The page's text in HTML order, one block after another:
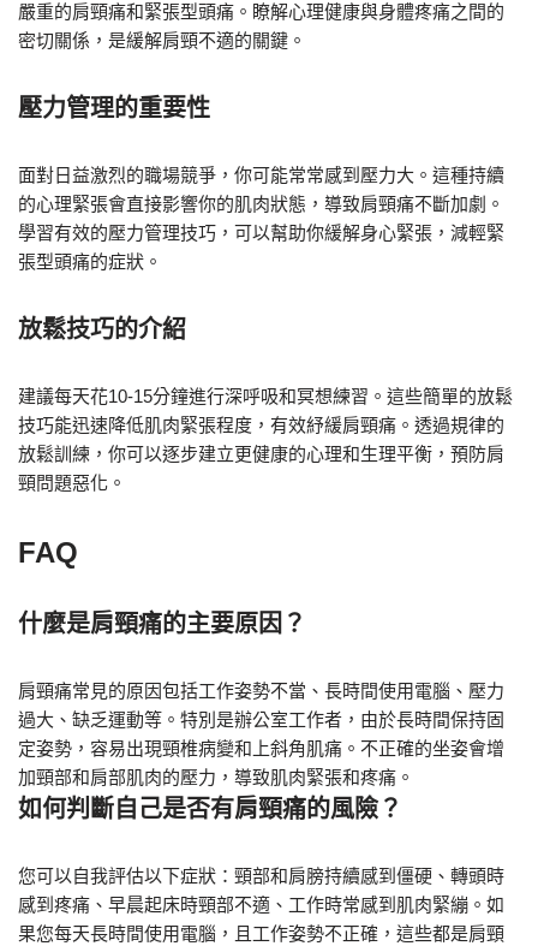
嚴重的肩頸痛和緊張型頭痛。瞭解心理健康與身體疼痛之間的
密切關係，是緩解肩頸不適的關鍵。
壓力管理的重要性
面對日益激烈的職場競爭，你可能常常感到壓力大。這種持續
的心理緊張會直接影響你的肌肉狀態，導致肩頸痛不斷加劇。
學習有效的壓力管理技巧，可以幫助你緩解身心緊張，減輕緊
張型頭痛的症狀。
放鬆技巧的介紹
建議每天花10-15分鐘進行深呼吸和冥想練習。這些簡單的放鬆
技巧能迅速降低肌肉緊張程度，有效紓緩肩頸痛。透過規律的
放鬆訓練，你可以逐步建立更健康的心理和生理平衡，預防肩
頸問題惡化。
FAQ
什麼是肩頸痛的主要原因？
肩頸痛常見的原因包括工作姿勢不當、長時間使用電腦、壓力
過大、缺乏運動等。特別是辦公室工作者，由於長時間保持固
定姿勢，容易出現頸椎病變和上斜角肌痛。不正確的坐姿會增
加頸部和肩部肌肉的壓力，導致肌肉緊張和疼痛。
如何判斷自己是否有肩頸痛的風險？
您可以自我評估以下症狀：頸部和肩膀持續感到僵硬、轉頭時
感到疼痛、早晨起床時頸部不適、工作時常感到肌肉緊繃。如
果您每天長時間使用電腦，且工作姿勢不正確，這些都是肩頸